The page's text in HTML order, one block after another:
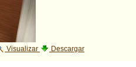
Visualizar Descargar